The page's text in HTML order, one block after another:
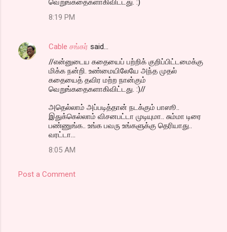
8:19 PM
Cable சங்கர் said…
//என்னுடைய கதையைப் பற்றிக் குறிப்பிட்டமைக்கு
மிக்க நன்றி. உண்மையிலேயே அந்த முதல்
கதையைத் தவிர மற்ற நான்கும்
வெறுங்கதைகளாகிவிட்டது. :)//
அதெல்லாம் அப்படித்தான் நடக்கும் பாஸூ..
இதுக்கெல்லாம் விசனபட்டா முடியுமா.. சும்மா டிரை
பண்ணுங்க.. உங்க பவரு உங்களுக்கு தெரியாது..
வரட்டா...
8:05 AM
Post a Comment